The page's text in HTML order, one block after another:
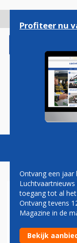
gaan
Magazine
MET
ECHT
Profiteer nu
Ontvang een jaar
toegang tot al
Ontvang tevens
Magazine in de
Bekijk